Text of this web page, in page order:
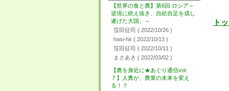
【世界の食と農】第6回 ロシア～
逆境に絶え抜き、自給自足を成し
遂げた大国。～
窪田征司 ( 2022/10/26 )
hasi-hir ( 2022/10/13 )
窪田征司 ( 2022/10/11 )
まさあき ( 2022/03/02 )
【農を身近に★あぐり通信vol.
７】人糞が、農業の未来を変え
る！？
ト